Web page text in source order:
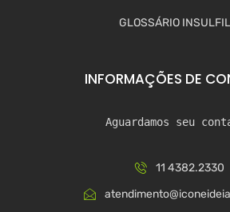
GLOSSÁRIO
INFORMAÇÕES DE
Aguardamos seu
11 4382.2330